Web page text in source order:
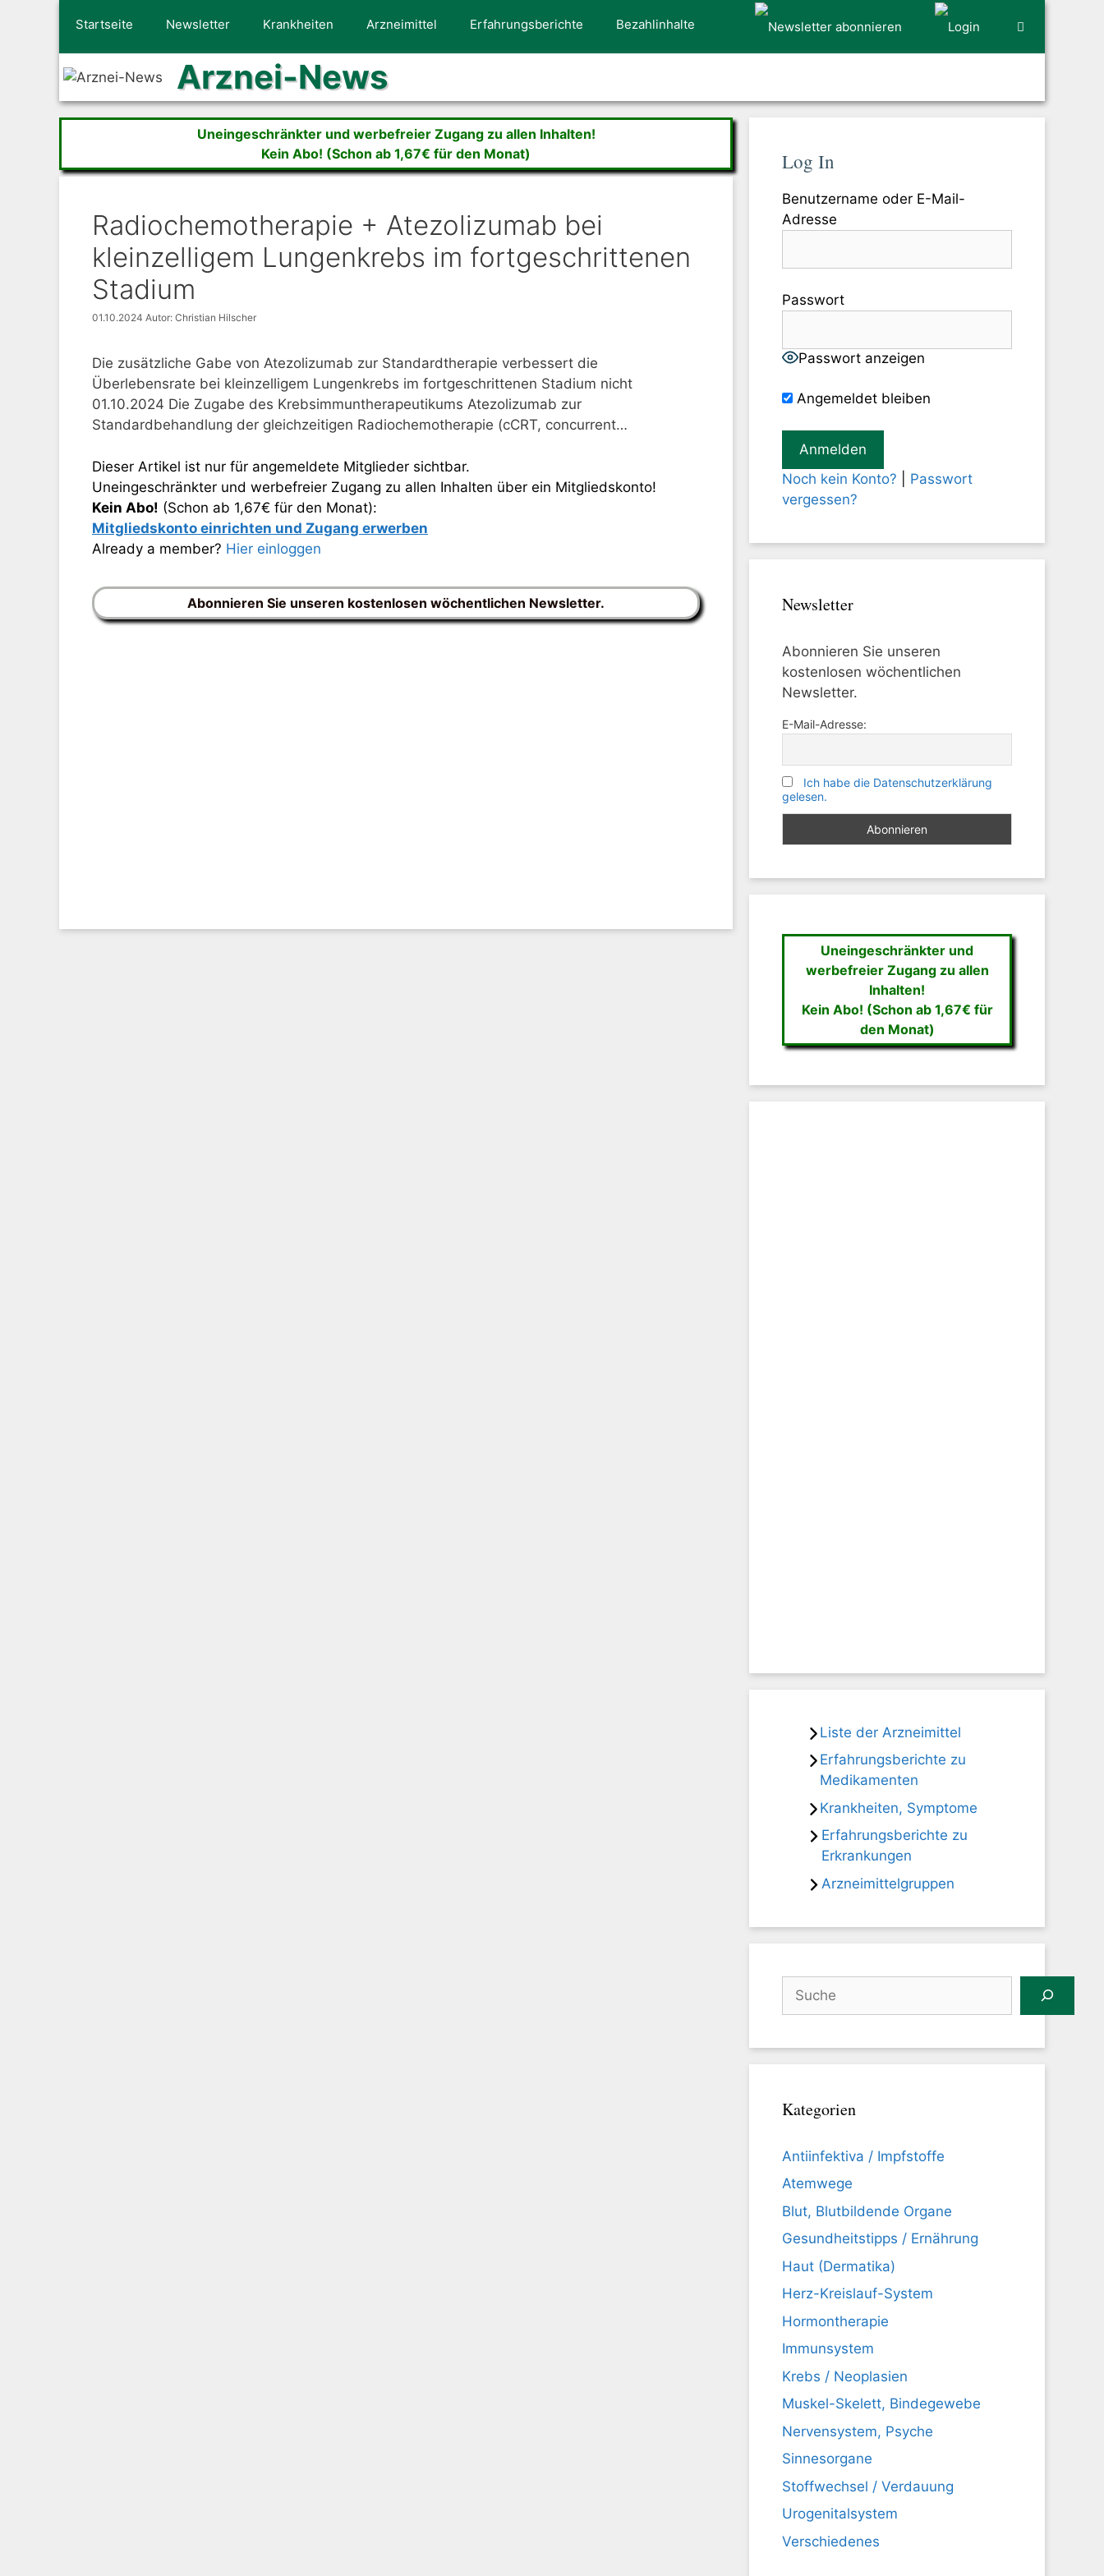
Startseite Newsletter Krankheiten Arzneimittel Erfahrungsberichte Bezahlinhalte
Arznei-News
Uneingeschränkter und werbefreier Zugang zu allen Inhalten!
Kein Abo! (Schon ab 1,67€ für den Monat)
Radiochemotherapie + Atezolizumab bei
kleinzelligem Lungenkrebs im fortgeschrittenen
Stadium
01.10.2024 Autor: Christian Hilscher
Die zusätzliche Gabe von Atezolizumab zur Standardtherapie verbessert die
Überlebensrate bei kleinzelligem Lungenkrebs im fortgeschrittenen Stadium nicht
01.10.2024 Die Zugabe des Krebsimmuntherapeutikums Atezolizumab zur
Standardbehandlung der gleichzeitigen Radiochemotherapie (cCRT, concurrent…
Dieser Artikel ist nur für angemeldete Mitglieder sichtbar.
Uneingeschränkter und werbefreier Zugang zu allen Inhalten über ein Mitgliedskonto!
Kein Abo! (Schon ab 1,67€ für den Monat):
Mitgliedskonto einrichten und Zugang erwerben
Already a member? Hier einloggen
Abonnieren Sie unseren kostenlosen wöchentlichen Newsletter.
Log In
Benutzername oder E-Mail-
Adresse
Passwort
Passwort anzeigen
Angemeldet bleiben
Noch kein Konto?
Passwort
vergessen?
Newsletter
Abonnieren Sie unseren
kostenlosen wöchentlichen
Newsletter.
E-Mail-Adresse:
Ich habe die Datenschutzerklärung
gelesen.
Uneingeschränkter und
werbefreier Zugang zu allen
Inhalten!
Kein Abo! (Schon ab 1,67€ für
den Monat)
Liste der Arzneimittel
Erfahrungsberichte zu
Medikamenten
Krankheiten, Symptome
Erfahrungsberichte zu
Erkrankungen
Arzneimittelgruppen
Kategorien
Antiinfektiva / Impfstoffe
Atemwege
Blut, Blutbildende Organe
Gesundheitstipps / Ernährung
Haut (Dermatika)
Herz-Kreislauf-System
Hormontherapie
Immunsystem
Krebs / Neoplasien
Muskel-Skelett, Bindegewebe
Nervensystem, Psyche
Sinnesorgane
Stoffwechsel / Verdauung
Urogenitalsystem
Verschiedenes